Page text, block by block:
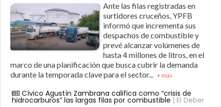
Ante las filas registradas en
surtidores cruceños, YPFB
informó que incrementa sus
despachos de combustible y
prevé alcanzar volúmenes de
hasta 4 millones de litros, en el
marco de una planificación que busca cubrir la demanda
durante la temporada clave para el sector...
+ más
Cívico Agustín Zambrana califica como “crisis de
hidrocarburos” las largas filas por combustible | El Deber